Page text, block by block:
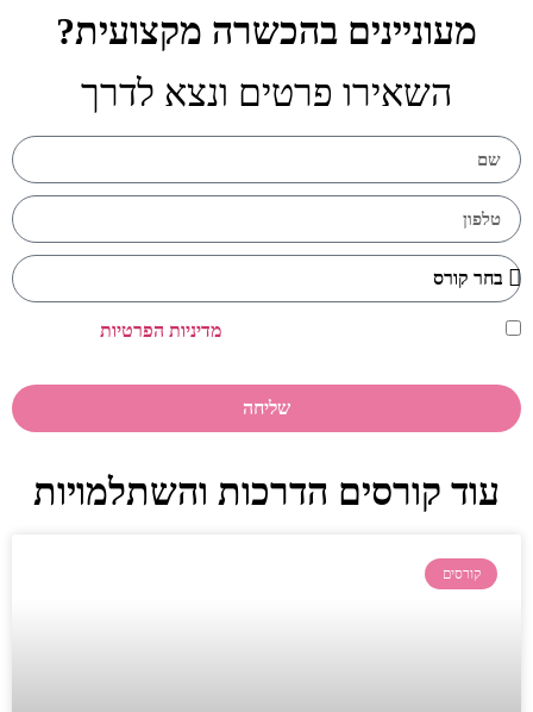
מעוניינים בהכשרה מקצועית?
השאירו פרטים ונצא לדרך
מדיניות הפרטיות
שליחה
עוד קורסים הדרכות והשתלמויות
קורסים